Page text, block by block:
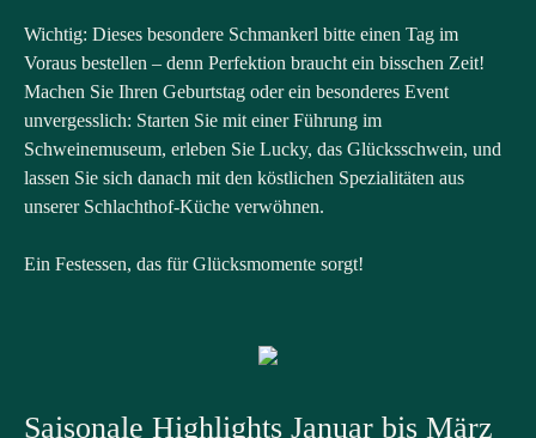
Wichtig: Dieses besondere Schmankerl bitte einen Tag im
Voraus bestellen – denn Perfektion braucht ein bisschen Zeit!
Machen Sie Ihren Geburtstag oder ein besonderes Event
unvergesslich: Starten Sie mit einer Führung im
Schweinemuseum, erleben Sie Lucky, das Glücksschwein, und
lassen Sie sich danach mit den köstlichen Spezialitäten aus
unserer Schlachthof-Küche verwöhnen.
Ein Festessen, das für Glücksmomente sorgt!
Saisonale Highlights Januar bis März